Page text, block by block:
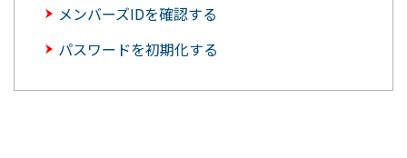
メンバーズIDを確認する
パスワードを初期化する